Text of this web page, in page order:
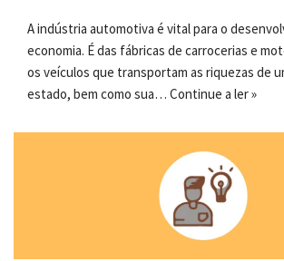
A indústria automotiva é vital para o
economia. É das fábricas de carrocerias e
os veículos que transportam as riquezas de
estado, bem como sua… Continue a ler »